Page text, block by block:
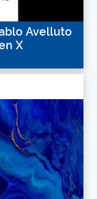
Avelluto
X